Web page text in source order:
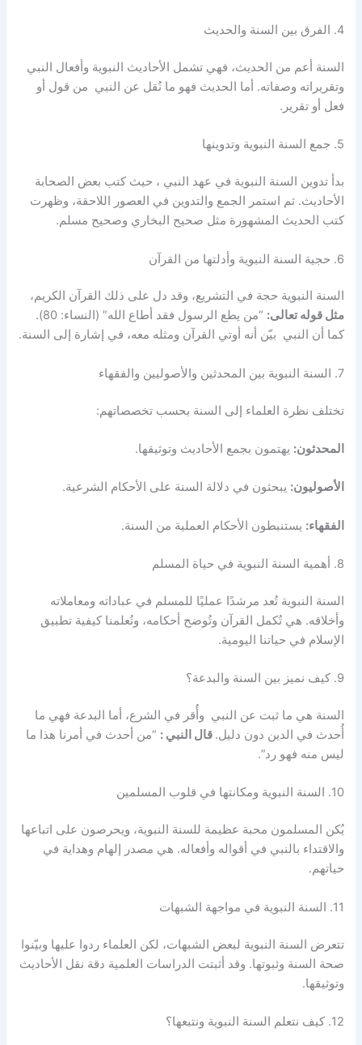
4. الفرق بين السنة والحديث
السنة أعم من الحديث، فهي تشمل الأحاديث النبوية وأفعال النبي
وتقريراته وصفاته. أما الحديث فهو ما نُقل عن النبي من قول أو
فعل أو تقرير.
5. جمع السنة النبوية وتدوينها
بدأ تدوين السنة النبوية في عهد النبي ، حيث كتب بعض الصحابة
الأحاديث. ثم استمر الجمع والتدوين في العصور اللاحقة، وظهرت
كتب الحديث المشهورة مثل صحيح البخاري وصحيح مسلم.
6. حجية السنة النبوية وأدلتها من القرآن
السنة النبوية حجة في التشريع، وقد دل على ذلك القرآن الكريم،
مثل قوله تعالى:
“من يطع الرسول فقد أطاع الله” (النساء: 80).
كما أن النبي بيّن أنه أوتي القرآن ومثله معه، في إشارة إلى السنة.
7. السنة النبوية بين المحدثين والأصوليين والفقهاء
تختلف نظرة العلماء إلى السنة بحسب تخصصاتهم:
المحدثون: يهتمون بجمع الأحاديث وتوثيقها.
الأصوليون: يبحثون في دلالة السنة على الأحكام الشرعية.
الفقهاء: يستنبطون الأحكام العملية من السنة.
8. أهمية السنة النبوية في حياة المسلم
السنة النبوية تُعد مرشدًا عمليًا للمسلم في عباداته ومعاملاته
وأخلاقه. هي تُكمل القرآن وتُوضح أحكامه، وتُعلمنا كيفية تطبيق
الإسلام في حياتنا اليومية.
9. كيف نميز بين السنة والبدعة؟
السنة هي ما ثبت عن النبي وأُقر في الشرع، أما البدعة فهي ما
أُحدث في الدين دون دليل. قال النبي : “من أحدث في أمرنا هذا ما
ليس منه فهو رد”.
10. السنة النبوية ومكانتها في قلوب المسلمين
يُكن المسلمون محبة عظيمة للسنة النبوية، ويحرصون على اتباعها
والاقتداء بالنبي في أقواله وأفعاله. هي مصدر إلهام وهداية في
حياتهم.
11. السنة النبوية في مواجهة الشبهات
تتعرض السنة النبوية لبعض الشبهات، لكن العلماء ردوا عليها وبيّنوا
صحة السنة وثبوتها. وقد أثبتت الدراسات العلمية دقة نقل الأحاديث
وتوثيقها.
12. كيف نتعلم السنة النبوية ونتبعها؟